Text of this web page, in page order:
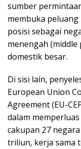
sumber
membuka
posisi sebagai
menengah
domestik besar.
Di sisi lain,
European Union
Agreement (EU-
dalam
cakupan 27
triliun, kerja sama